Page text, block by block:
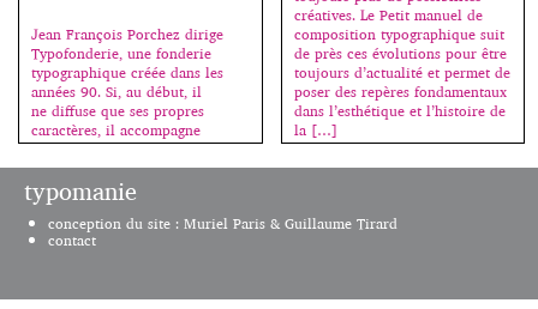
images et les textes dadas
montrent […]
Jean François Porchez dirige
Typofonderie, une fonderie
typographique créée dans les
années 90. Si, au début, il
ne diffuse que ses propres
caractères, il accompagne
maintenant d’autres créateurs
qu’il commercialise également.
En parallèle, il est à la tête
de ZeCraft qui crée des
caractères sur-mesure pour des
entreprises, des
précise qu’il utilise pour définir
créatives. Le Petit manuel de
composition typographique suit
de près ces évolutions pour être
toujours d’actualité et permet de
poser des repères fondamentaux
dans l’esthétique et l’histoire de
la […]
typomanie
conception du site : Muriel Paris & Guillaume Tirard
contact